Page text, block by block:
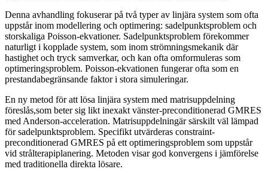
Denna avhandling fokuserar på två typer av linjära system som ofta
uppstår inom modellering och optimering: sadelpunktsproblem och
storskaliga Poisson-ekvationer. Sadelpunktsproblem förekommer
naturligt i kopplade system, som inom strömningsmekanik där
hastighet och tryck samverkar, och kan ofta omformuleras som
optimeringsproblem. Poisson-ekvationen fungerar ofta som en
prestandabegränsande faktor i stora simuleringar.
En ny metod för att lösa linjära system med matrisuppdelning
föreslås,som beter sig likt inexakt vänster-preconditionerad GMRES
med Anderson-acceleration. Matrisuppdelningär särskilt väl lämpad
för sadelpunktsproblem. Specifikt utvärderas constraint-
preconditionerad GMRES på ett optimeringsproblem som uppstår
vid strålterapiplanering. Metoden visar god konvergens i jämförelse
med traditionella direkta lösare.